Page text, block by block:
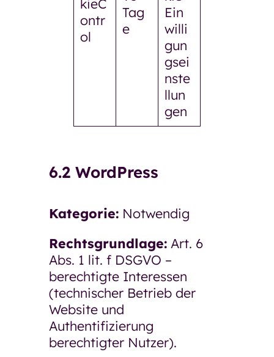
kieC
ontr
ol
Tag
e
Ein
willi
gun
gsei
nste
llun
gen
6.2 WordPress
Kategorie:Notwendig
Rechtsgrundlage:Art. 6
Abs. 1 lit. f DSGVO –
berechtigte Interessen
(technischer Betrieb der
Website und
Authentifizierung
berechtigter Nutzer).